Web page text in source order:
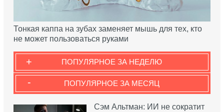
Тонкая каппа на зубах заменяет мышь для тех, кто
не может пользоваться руками
ПОПУЛЯРНОЕ ЗА НЕДЕЛЮ
+
ПОПУЛЯРНОЕ ЗА МЕСЯЦ
-
Сэм Альтман: ИИ не сократит